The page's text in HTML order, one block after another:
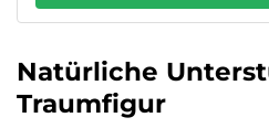
Natürliche
Traumfigur